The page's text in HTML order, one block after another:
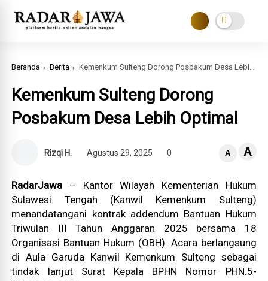
Beranda Berita Kemenkum Sulteng Dorong Posbakum Desa Lebih Optimal
Kemenkum Sulteng Dorong
Posbakum Desa Lebih Optimal
Rizqi H. Agustus 29, 2025 0 A A
RadarJawa – Kantor Wilayah Kementerian Hukum
Sulawesi Tengah (Kanwil Kemenkum Sulteng)
menandatangani kontrak addendum Bantuan Hukum
Triwulan III Tahun Anggaran 2025 bersama 18
Organisasi Bantuan Hukum (OBH). Acara berlangsung
di Aula Garuda Kanwil Kemenkum Sulteng sebagai
tindak lanjut Surat Kepala BPHN Nomor PHN.5-